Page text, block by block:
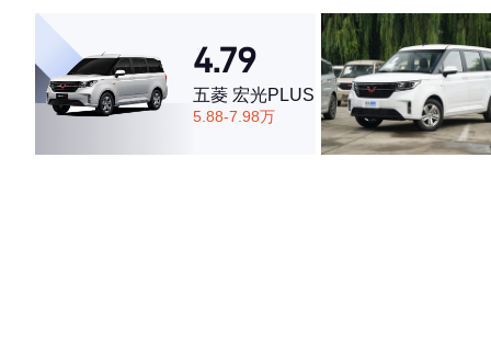
4.79
五菱 宏光PLUS
5.88-7.98万